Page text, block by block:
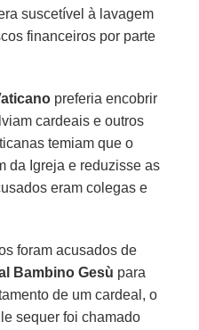
suscetível à lavagem
financeiros por parte
preferia encobrir
cardeais e outros
temiam que o
da Igreja e reduzisse as
eram colegas e
foram acusados de
Bambino Gesù para
de um cardeal, o
sequer foi chamado